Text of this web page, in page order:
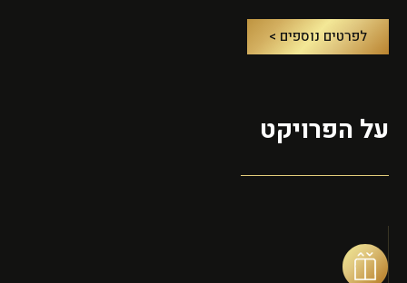
לפרטים נוספים >
על הפרויקט